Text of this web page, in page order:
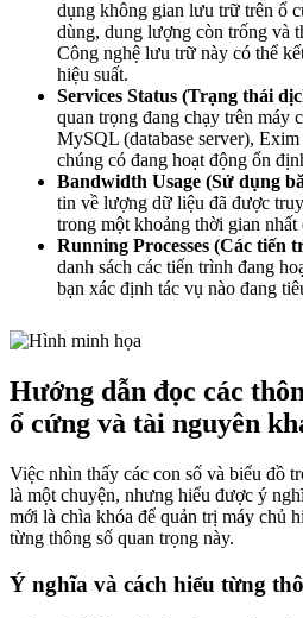
dụng không gian lưu trữ trên ổ
dùng, dung lượng còn trống và
Công nghệ lưu trữ này có thể
hiệu suất.
Services Status (Trạng thái
quan trọng đang chạy trên máy
MySQL (database server),
chúng có đang hoạt động ổn
Bandwidth Usage (Sử dụng
tin về lượng dữ liệu đã được
trong một khoảng thời gian
Running Processes (Các tiến
danh sách các tiến trình đang
bạn xác định tác vụ nào đang
Hướng dẫn đọc các
ổ cứng và tài nguyên
Việc nhìn thấy các con số và biểu đồ
là một chuyện, nhưng hiểu được ý
mới là chìa khóa để quản trị máy chủ
từng thông số quan trọng này.
Ý nghĩa và cách hiểu từng